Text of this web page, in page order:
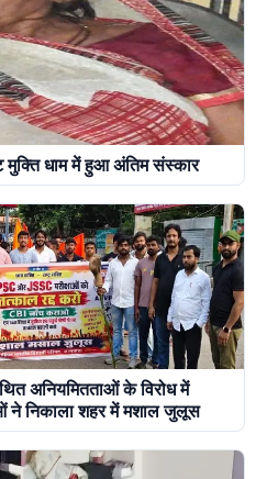
मुक्ति धाम में हुआ अंतिम संस्कार
अनियमितताओं के विरोध में
ने निकाला शहर में मशाल जुलूस